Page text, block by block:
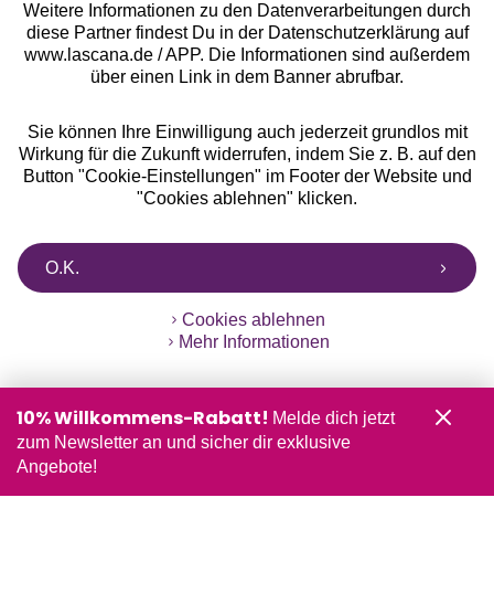
Weitere Informationen zu den Datenverarbeitungen durch
diese Partner findest Du in der Datenschutzerklärung auf
www.lascana.de / APP. Die Informationen sind außerdem
über einen Link in dem Banner abrufbar.
Sie können Ihre Einwilligung auch jederzeit grundlos mit
Wirkung für die Zukunft widerrufen, indem Sie z. B. auf den
Button "Cookie-Einstellungen" im Footer der Website und
"Cookies ablehnen" klicken.
O.K.
Cookies ablehnen
Mehr Informationen
10% Willkommens-Rabatt! Melde dich jetzt
zum Newsletter an und sicher dir exklusive
Angebote!